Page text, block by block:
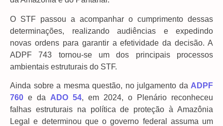
O STF passou a acompanhar o cumprimento dessas
determinações, realizando audiências e expedindo
novas ordens para garantir a efetividade da decisão. A
ADPF 743 tornou-se um dos principais processos
ambientais estruturais do STF.
Ainda sobre a mesma questão, no julgamento da ADPF
760 e da ADO 54, em 2024, o Plenário reconheceu
falhas estruturais na política de proteção à Amazônia
Legal e determinou que o governo federal assuma um